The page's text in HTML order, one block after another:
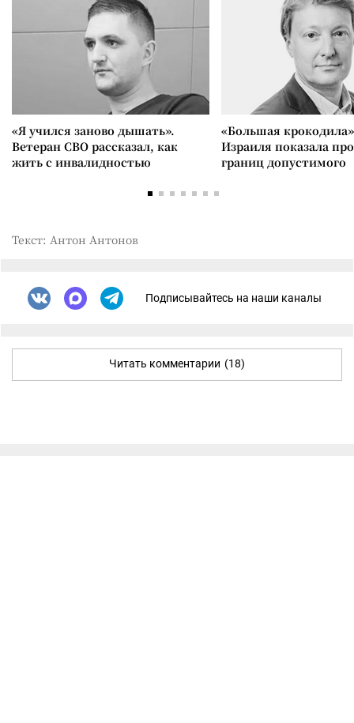
«Я учился заново дышать».
Ветеран СВО рассказал, как
жить с инвалидностью
«Большая
Израиля показала
границ допустимого
Текст: Антон Антонов
Подписывайтесь на наши каналы
Читать комментарии (18)